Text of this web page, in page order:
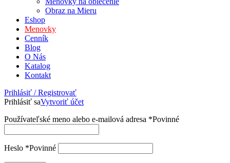
Obraz na Mieru
Eshop
Menovky
Cenník
Blog
O Nás
Katalog
Kontakt
Prihlásiť / Registrovať
Prihlásiť saVytvoriť účet
Používateľské meno alebo e-mailová adresa *Povinné
Heslo *Povinné